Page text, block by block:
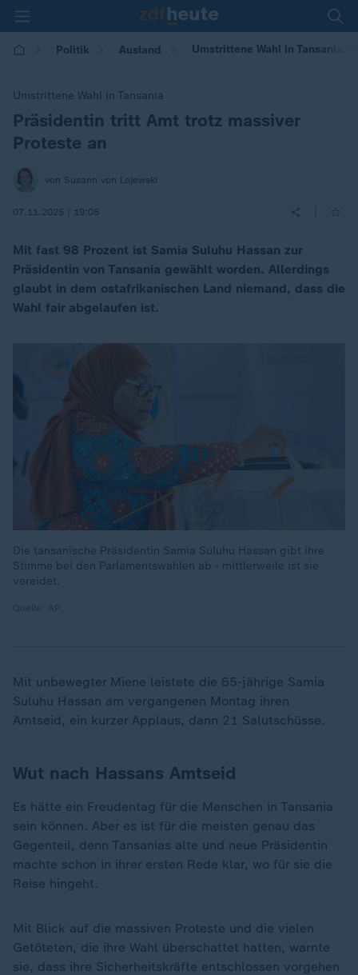
Politik Ausland Umstrittene Wahl in Tansania:
Umstrittene Wahl in Tansania
:Präsidentin tritt Amt trotz massiver
Proteste an
von Susann von Lojewski
07.11.2025 | 19:05
Mit fast 98 Prozent ist Samia Suluhu Hassan zur
Präsidentin von Tansania gewählt worden. Allerdings
glaubt in dem ostafrikanischen Land niemand, dass die
Wahl fair abgelaufen ist.
Die tansanische Präsidentin Samia Suluhu Hassan gibt ihre
Stimme bei den Parlamentswahlen ab - mittlerweile ist sie
vereidet.
Mit unbewegter Miene leistete die 65-jährige Samia
Suluhu Hassan am vergangenen Montag ihren
Amtseid, ein kurzer Applaus, dann 21 Salutschüsse.
Wut nach Hassans Amtseid
Es hätte ein Freudentag für die Menschen in Tansania
sein können. Aber es ist für die meisten genau das
Gegenteil, denn Tansanias alte und neue Präsidentin
machte schon in ihrer ersten Rede klar, wo für sie die
Reise hingeht.
Mit Blick auf die massiven Proteste und die vielen
Getöteten, die ihre Wahl überschattet hatten, warnte
sie, dass ihre Sicherheitskräfte entschlossen vorgehen